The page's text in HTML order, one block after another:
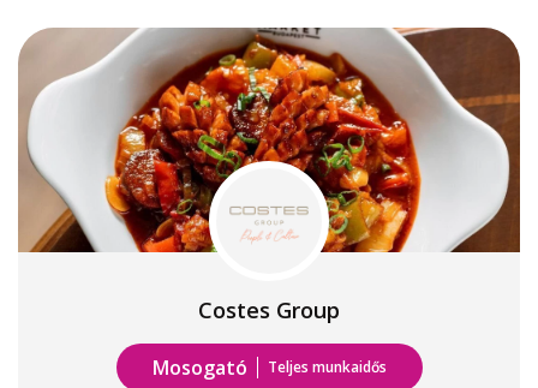
Costes Group
Mosogató Teljes munkaidős